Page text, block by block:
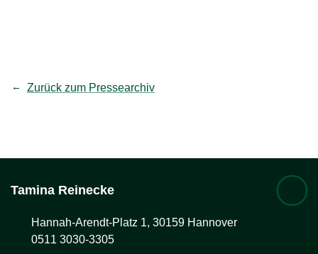
Zurück zum Pressearchiv
Tamina Reinecke
Hannah-Arendt-Platz 1, 30159 Hannover
0511 3030-3305